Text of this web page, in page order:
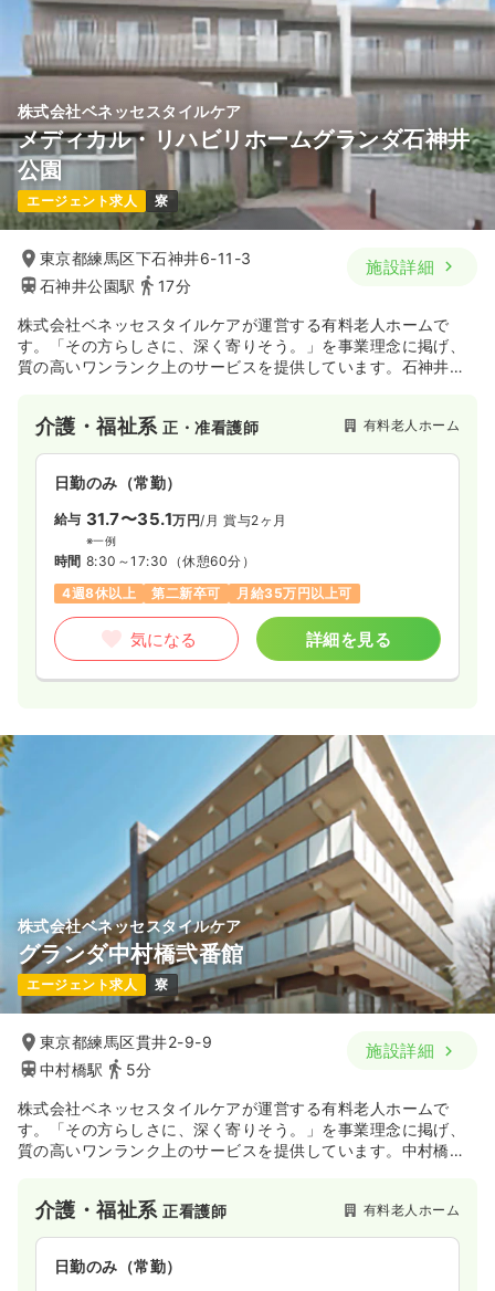
株式会社ベネッセスタイルケア
メディカル・リハビリホームグランダ石神井
公園
エージェント求人 寮
東京都練馬区下石神井6-11-3
石神井公園駅
17分
施設詳細
株式会社ベネッセスタイルケアが運営する有料老人ホームで
す。「その方らしさに、深く寄りそう。」を事業理念に掲げ、
質の高いワンランク上のサービスを提供しています。石神井公
介護・福祉系正・准看護師 有料老人ホーム
日勤のみ（常勤）
給与 31.7〜35.1万円/月 賞与2ヶ月
※一例
時間 8:30～17:30 （休憩60分）
4週8休以上
第二新卒可 月給35万円以上可
気になる 詳細を見る
株式会社ベネッセスタイルケア
グランダ中村橋弐番館
エージェント求人 寮
東京都練馬区貫井2-9-9
中村橋駅
5分
施設詳細
株式会社ベネッセスタイルケアが運営する有料老人ホームで
す。「その方らしさに、深く寄りそう。」を事業理念に掲げ、
質の高いワンランク上のサービスを提供しています。中村橋駅
介護・福祉系正看護師 有料老人ホーム
日勤のみ（常勤）